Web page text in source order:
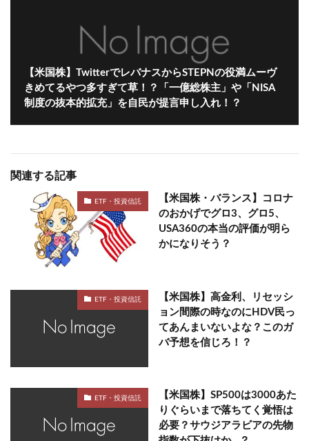
【米国株】TwitterでレバナスからSTEPNの役満ムーヴ
きめてるやつ多すぎて草！？「一億総株主」や「NISA
制度の抜本的拡充」を自民が提言申し入れ！？
関連する記事
ETF・投資信託
【米国株・バランス】コロナ
のおかげでグロ3、グロ5、
USA360の本当の評価が明ら
かになりそう？
ETF・投資信託
【米国株】高金利、リセッシ
ョン間際の時なのにHDV民っ
てあんまいないよな？このガ
バ予想を信じろ！？
ETF・投資信託
【米国株】SP500は3000あた
りぐらいまで落ちてく覚悟は
必要？サウジアラビアの先物